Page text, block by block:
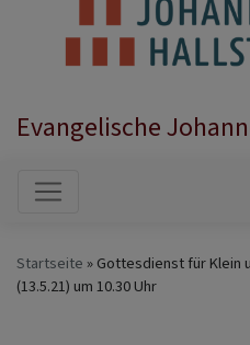
Evangelische
Hauptnavigation
Startseite
Gottesdienst für Klein
(13.5.21) um 10.30 Uhr